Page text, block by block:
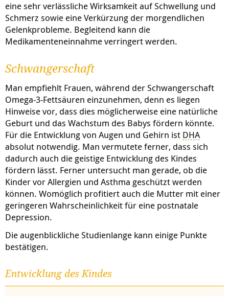
eine sehr verlässliche Wirksamkeit auf Schwellung und
Schmerz sowie eine Verkürzung der morgendlichen
Gelenkprobleme. Begleitend kann die
Medikamenteneinnahme verringert werden.
Schwangerschaft
Man empfiehlt Frauen, während der Schwangerschaft
Omega-3-Fettsäuren einzunehmen, denn es liegen
Hinweise vor, dass dies möglicherweise eine natürliche
Geburt und das Wachstum des Babys fördern könnte.
Für die Entwicklung von Augen und Gehirn ist DHA
absolut notwendig. Man vermutete ferner, dass sich
dadurch auch die geistige Entwicklung des Kindes
fördern lässt. Ferner untersucht man gerade, ob die
Kinder vor Allergien und Asthma geschützt werden
können. Womöglich profitiert auch die Mutter mit einer
geringeren Wahrscheinlichkeit für eine postnatale
Depression.
Die augenblickliche Studienlange kann einige Punkte
bestätigen.
Entwicklung des Kindes